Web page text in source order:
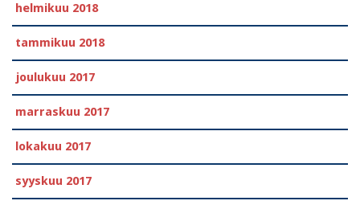
helmikuu 2018
tammikuu 2018
joulukuu 2017
marraskuu 2017
lokakuu 2017
syyskuu 2017